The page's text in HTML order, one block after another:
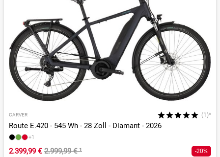
CARVER (1)*
Route E.420 - 545 Wh - 28 Zoll - Diamant - 2026
+1
2.399,99 € 2.999,99 €¹ -20%